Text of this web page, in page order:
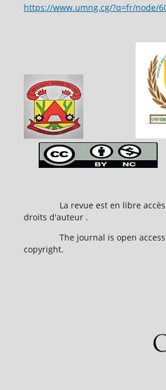
https://www.umng.cg/?q=fr/node/
La revue est en libre accès
droits d'auteur .
The journal is open access
copyright.